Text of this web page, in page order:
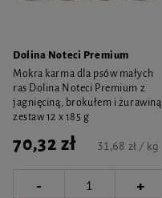
Dolina Noteci Premium
Mokra karma dla psów małych
ras Dolina Noteci Premium z
jagnięciną, brokułem i żurawiną
zestaw 12 x 185 g
70,32 zł 31,68 zł / kg
- +